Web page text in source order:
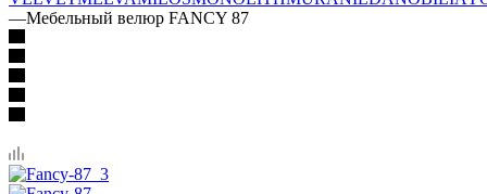
—Мебельный велюр FANCY 87